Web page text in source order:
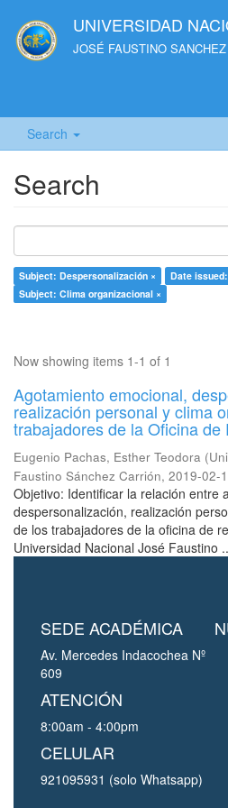
UNIVERSIDAD
JOSÉ FAUSTINO
Search
Search
Subject: Despersonalización ×
Date
Subject: Clima organizacional ×
Now showing items 1-1 of 1
Agotamiento emocional,
realización personal y clima
trabajadores de la Oficina
Eugenio Pachas, Esther Teodora (
Faustino Sánchez Carrión, 2019-02-
Objetivo: Identificar la relación entre
despersonalización, realización
de los trabajadores de la oficina de
Universidad Nacional José Faustino
SEDE ACADÉMICA
Av. Mercedes Indacochea Nº
609
ATENCIÓN
8:00am - 4:00pm
CELULAR
921095931 (solo Whatsapp)